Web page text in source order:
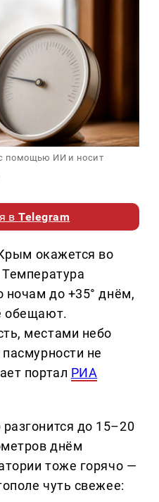
помощью ИИ и носит
вTelegram
окажется во
ночам до +35° днём,
обещают.
местами небо
не
портал РИА
до 15–20
днём
тоже горячо —
чуть свежее: